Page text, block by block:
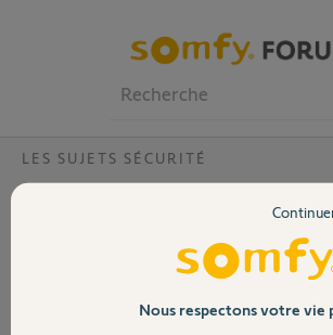
Volet
LES SUJETS SÉCURITÉ
déclenchement alarme
J'ai
Essential XL, SOMFY PROTECT, il y a 3 ans j'ai
intempestifs ? la sensibilité de mes détecteurs
pénible, pas fiable ce produit. Que faire?
Nous respectons votre vie